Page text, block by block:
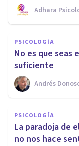
Adhara
PSICOLOGÍA
No es que seas
suficiente
Andrés
PSICOLOGÍA
La paradoja de
no nos hace